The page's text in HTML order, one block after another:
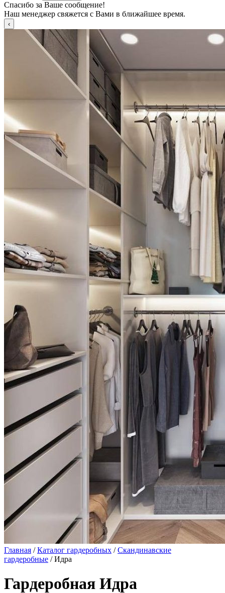
Спасибо за Ваше сообщение!
Наш менеджер свяжется с Вами в ближайшее время.
Главная /Каталог гардеробных /Скандинавские
гардеробные / Идра
Гардеробная Идра